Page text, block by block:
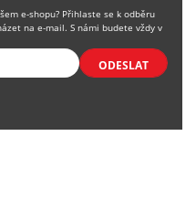
e-shopu? Přihlaste se k odběru
na e-mail. S námi budete vždy v
ODESLAT